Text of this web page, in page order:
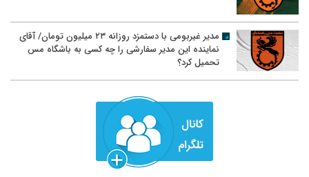
مدیر غیربومی با دستمزد روزانه ۲۳ میلیون تومان/ آقای
نماینده این مدیر سفارشی را چه کسی به باشگاه مس
تحمیل کرد؟